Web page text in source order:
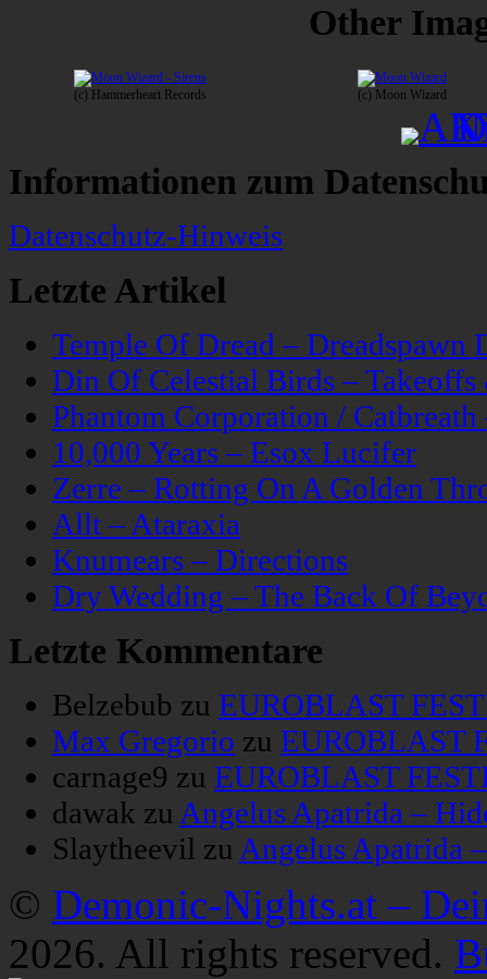
Other
(c) Hammerheart Records (c) Moon Wizard
Informationen zum
Datenschutz-Hinweis
Letzte Artikel
Temple Of Dread – Dreadspawn
Din Of Celestial Birds –
Phantom Corporation /
10,000 Years – Esox Lucifer
Zerre – Rotting On A Golden
Allt – Ataraxia
Knumears – Directions
Dry Wedding – The Back Of
Letzte Kommentare
Belzebub zu EUROBLAST
Max Gregorio zu EUROBLAST
carnage9 zu EUROBLAST
dawak zuAngelus Apatrida –
Slaytheevil zuAngelus Apatrida
© Demonic-Nights.at –
2026. All rights reserved.